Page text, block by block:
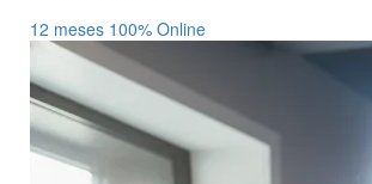
12 meses 100% Online